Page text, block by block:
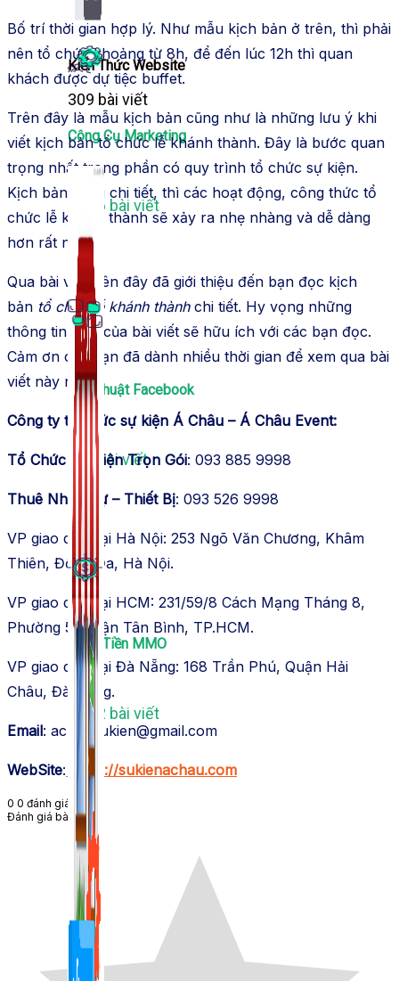
Kiến Thức Website
309 bài viết
Công Cụ Marketing
1,066 bài viết
Thủ Thuật Facebook
536 bài viết
Kiếm Tiền MMO
1,422 bài viết
Bố trí thời gian hợp lý. Như mẫu kịch bản ở trên, thì phải
nên tổ chức khoảng từ 8h, để đến lúc 12h thì quan
khách được dự tiệc buffet.
Trên đây là mẫu kịch bản cũng như là những lưu ý khi
viết kịch bản tổ chức lễ khánh thành. Đây là bước quan
trọng nhất trong phần có quy trình tổ chức sự kiện.
Kịch bản càng chi tiết, thì các hoạt động, công thức tổ
chức lễ khánh thành sẽ xảy ra nhẹ nhàng và dễ dàng
hơn rất nhiều.
Qua bài viết trên đây đã giới thiệu đến bạn đọc kịch
bản tổ chức lễ khánh thành chi tiết. Hy vọng những
thông tin trên của bài viết sẽ hữu ích với các bạn đọc.
Cảm ơn các bạn đã dành nhiều thời gian để xem qua bài
viết này nhé.
Công ty tổ chức sự kiện Á Châu – Á Châu Event:
Tổ Chức Sự Kiện Trọn Gói: 093 885 9998
Thuê Nhân Sự – Thiết Bị: 093 526 9998
VP giao dịch tại Hà Nội: 253 Ngõ Văn Chương, Khâm
Thiên, Đống Đa, Hà Nội.
VP giao dịch tại HCM: 231/59/8 Cách Mạng Tháng 8,
Phường 5, Quận Tân Bình, TP.HCM.
VP giao dịch tại Đà Nẵng: 168 Trần Phú, Quận Hải
Châu, Đà Nẵng.
Email: achausukien@gmail.com
WebSite: https://sukienachau.com
0 0 đánh giá
Đánh giá bài viết